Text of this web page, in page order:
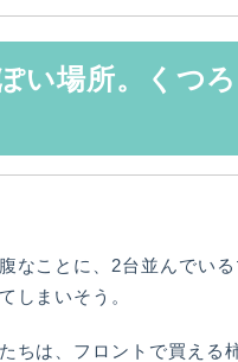
い場所。くつ
なことに、2台並んでい
しまいそう。
ちは、フロントで買え